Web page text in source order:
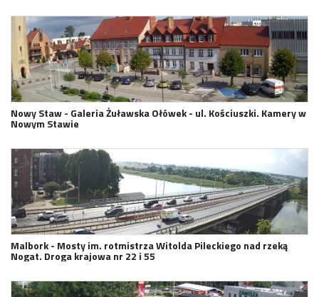
Nowy Staw - Galeria Żuławska Ołówek - ul. Kościuszki. Kamery w
Nowym Stawie
Malbork - Mosty im. rotmistrza Witolda Pileckiego nad rzeką
Nogat. Droga krajowa nr 22 i 55